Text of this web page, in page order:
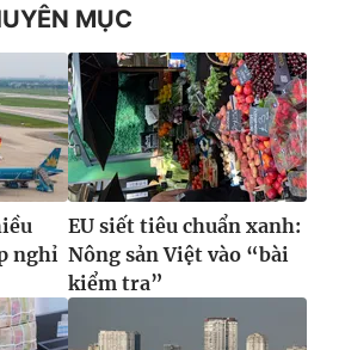
MỤC
nghỉ
EU siết tiêu chuẩn xanh:
Nông sản Việt vào “bài
kiểm tra”